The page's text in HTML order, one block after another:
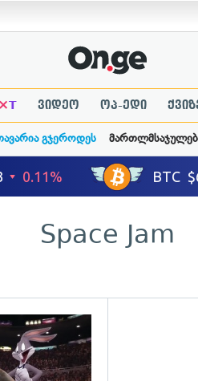
T ვიდეო ოპ-ედი
გჯეროდეს
Space Jam